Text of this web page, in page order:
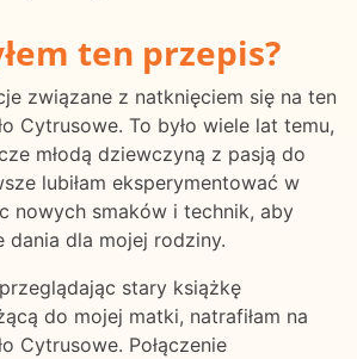
ten przepis?
związane z natknięciem się na ten
Cytrusowe. To było wiele lat temu,
młodą dziewczyną z pasją do
lubiłam eksperymentować w
nowych smaków i technik, aby
dania dla mojej rodziny.
stary książkę
do mojej matki, natrafiłam na
Cytrusowe. Połączenie